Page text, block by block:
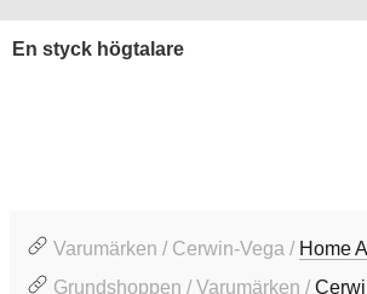
En styck högtalare
Varumärken / Cerwin-Vega / Home
Grundshoppen / Varumärken /